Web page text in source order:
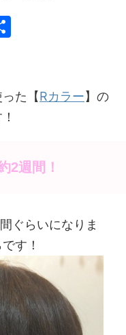
た【Rカラー】の
2週間！
ぐらいになりま
す！